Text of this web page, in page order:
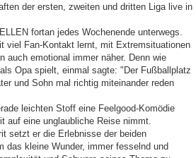
der ersten, zweiten und dritten Liga live in
fortan jedes Wochenende unterwegs.
viel Fan-Kontakt lernt, mit Extremsituationen
auch emotional immer näher. Denn wie
Opa spielt, einmal sagte: "Der Fußballplatz
und Sohn mal richtig miteinander reden
leichten Stoff eine Feelgood-Komödie
auf eine unglaubliche Reise nimmt.
setzt er die Erlebnisse der beiden
das kleine Wunder, immer fesselnd und